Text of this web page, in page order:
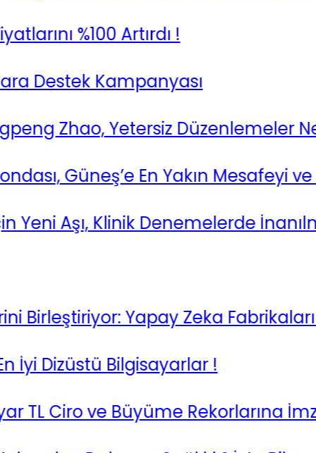
%100 Artırdı !
Kampanyası
Zhao, Yetersiz Düzenlemeler
Güneş’e En Yakın Mesafeyi ve
Aşı, Klinik Denemelerde
Yapay Zeka Fabrikaları
Dizüstü Bilgisayarlar !
Ciro ve Büyüme Rekorlarına İmza